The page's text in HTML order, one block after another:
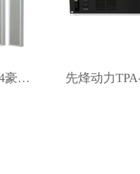
资质荣誉
先烽动力PCS-704豪华型全天候防雨音柱100W